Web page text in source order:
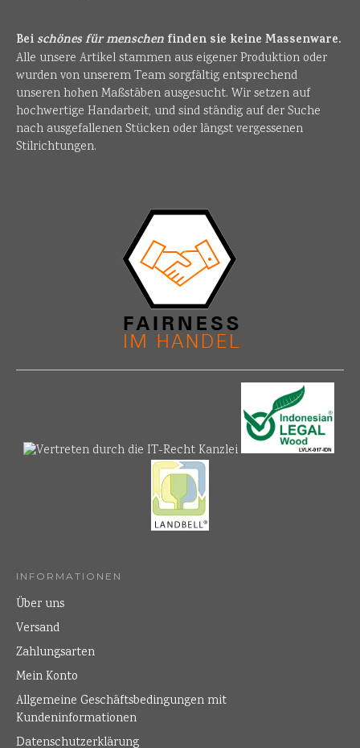
Beischönes für menschen finden sie keine Massenware.
Alle unsere Artikel stammen aus eigener Produktion oder
wurden von unserem Team sorgfältig entsprechend
unseren hohen Maßstäben ausgesucht. Wir setzen auf
hochwertige Handarbeit, und sind ständig auf der Suche
nach ausgefallenen Stücken oder längst vergessenen
Stilrichtungen.
INFORMATIONEN
Über uns
Versand
Zahlungsarten
Mein Konto
Allgemeine Geschäftsbedingungen mit
Kundeninformationen
Datenschutzerklärung